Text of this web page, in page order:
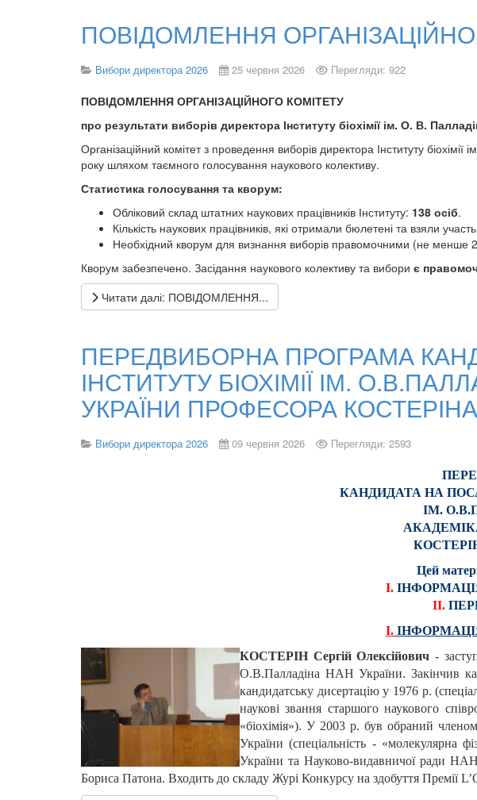
ПОВІДОМЛЕННЯ
Вибори директора 2026 25 червня 2026 Перегляди: 922
ПОВІДОМЛЕННЯ ОРГАНІЗАЦІЙНОГО КОМІТЕТУ
про результати виборів директора Інституту біохімії ім. О. В.
Організаційний комітет з проведення виборів директора Інституту
року шляхом таємного голосування наукового колективу.
Статистика голосування та кворум:
Обліковий склад штатних наукових працівників Інституту: 138 осіб.
Кількість наукових працівників, які отримали бюлетені та взяли
Необхідний кворум для визнання виборів правомочними (не менше 2/
Кворум забезпечено. Засідання наукового колективу та вибори є
Читати далі: ПОВІДОМЛЕННЯ...
ПЕРЕДВИБОРНА ПРОГРАМА
ІНСТИТУТУ БІОХІМІЇ ІМ.
УКРАЇНИ ПРОФЕСОРА
Вибори директора 2026 09 червня 2026 Перегляди: 2593
КАНДИДАТА НА
ІМ.
Цей
І.
ІІ.
І. І
КОСТЕРІН Сергій Олексійович -
О.В.Палладіна НАН України. Закінчив
кандидатську дисертацію у 1976 р.
наукові звання старшого наукового
«біохімія»). У 2003 р. був обраний
України (спеціальність - «молекулярна
України та Науково-видавничої ради НАН
Бориса Патона. Входить до складу Журі Конкурсу на здобуття